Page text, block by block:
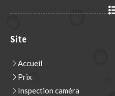
Site
Accueil
Prix
Inspection caméra